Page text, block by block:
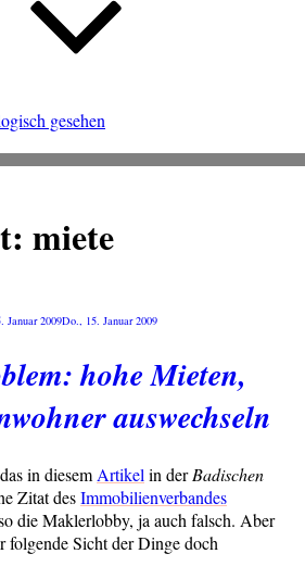
gesehen
miete
Januar 2009Do., 15. Januar 2009
hohe Mieten,
auswechseln
in die­semArti­kelin derBadi­schen
Zitat desImmo­bi­li­en­ver­ban­des
die Mak­ler­lob­by, ja auch falsch. Aber
fol­gen­de Sicht der Din­ge doch